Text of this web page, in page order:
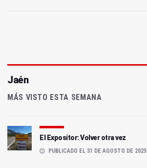
Jaén
MÁS VISTO ESTA SEMANA
El Expositor: Volver otra vez
PUBLICADO EL 31 DE AGOSTO DE 2025